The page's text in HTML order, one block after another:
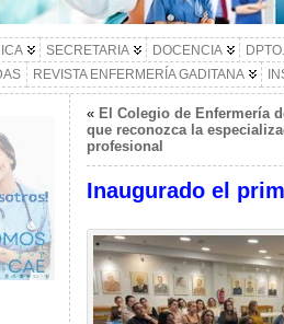
SECRETARIA DOCENCIA
REVISTA ENFERMERÍA GADITANA
« El Colegio de Enfermería
que reconozca la
profesional
Inaugurado el